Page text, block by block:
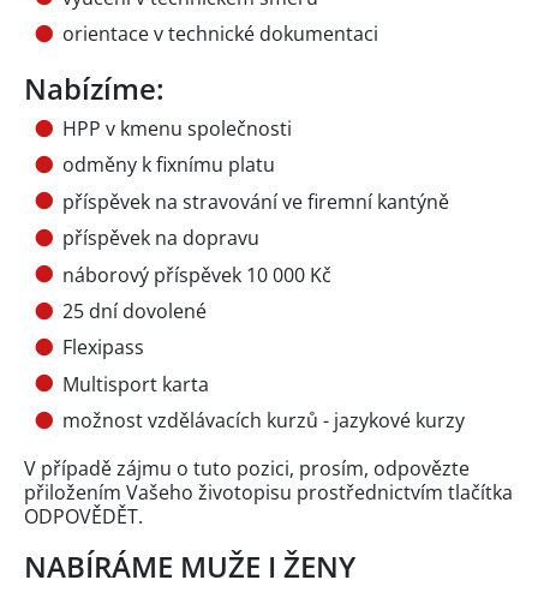
orientace v technické dokumentaci
Nabízíme:
HPP v kmenu společnosti
odměny k fixnímu platu
příspěvek na stravování ve firemní kantýně
příspěvek na dopravu
náborový příspěvek 10 000 Kč
25 dní dovolené
Flexipass
Multisport karta
možnost vzdělávacích kurzů - jazykové kurzy
V případě zájmu o tuto pozici, prosím, odpovězte
přiložením Vašeho životopisu prostřednictvím tlačítka
ODPOVĚDĚT.
NABÍRÁME MUŽE I ŽENY